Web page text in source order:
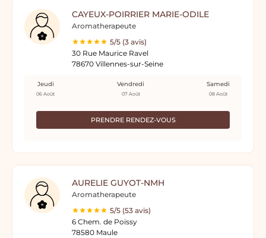
CAYEUX-POIRRIER MARIE-ODILE
Aromatherapeute
5/5 (3 avis)
30 Rue Maurice Ravel
78670 Villennes-sur-Seine
PRENDRE RENDEZ-VOUS
Jeudi
06 Août
Vendredi
07 Août
Samedi
08 Août
AURELIE GUYOT-NMH
Aromatherapeute
5/5 (53 avis)
6 Chem. de Poissy
78580 Maule